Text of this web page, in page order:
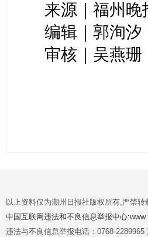
来源｜福州
编辑｜郭洵汐
审核｜吴燕珊
以上资料仅为潮州日报社版权所有,严禁
中国互联网违法和不良信息举报中心
违法与不良信息举报电话：0768-